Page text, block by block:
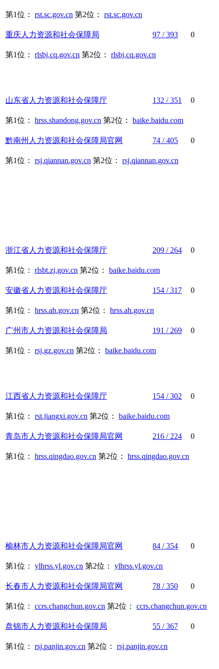
第1位： rst.sc.gov.cn 第2位： rst.sc.gov.cn
重庆人力资源和社会保障局 97 / 393 0
第1位： rlsbj.cq.gov.cn 第2位： rlsbj.cq.gov.cn
山东省人力资源和社会保障厅 132 / 351 0
第1位： hrss.shandong.gov.cn 第2位： baike.baidu.com
黔南州 人力资源和社会保障局官网 74 / 405 0
第1位： rsj.qiannan.gov.cn 第2位： rsj.qiannan.gov.cn
浙江省人力资源和社会保障厅 209 / 264 0
第1位： rlsbt.zj.gov.cn 第2位： baike.baidu.com
安徽省人力资源和社会保障厅 154 / 317 0
第1位： hrss.ah.gov.cn 第2位： hrss.ah.gov.cn
广州市人力资源和社会保障局 191 / 269 0
第1位： rsj.gz.gov.cn 第2位： baike.baidu.com
江西省人力资源和社会保障厅 154 / 302 0
第1位： rst.jiangxi.gov.cn 第2位： baike.baidu.com
青岛市人力资源和社会保障局官网 216 / 224 0
第1位： hrss.qingdao.gov.cn 第2位： hrss.qingdao.gov.cn
榆林市人力资源和社会保障局官网 84 / 354 0
第1位： ylhrss.yl.gov.cn 第2位： ylhrss.yl.gov.cn
长春市人力资源和社会保障局官网 78 / 350 0
第1位： ccrs.changchun.gov.cn 第2位： ccrs.changchun.gov.cn
盘锦市人力资源和社会保障局 55 / 367 0
第1位： rsj.panjin.gov.cn 第2位： rsj.panjin.gov.cn